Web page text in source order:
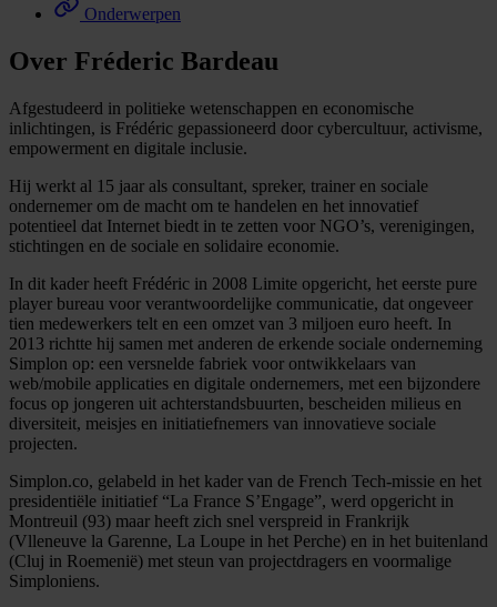
Onderwerpen
Over Fréderic Bardeau
Afgestudeerd in politieke wetenschappen en economische
inlichtingen, is Frédéric gepassioneerd door cybercultuur, activisme,
empowerment en digitale inclusie.
Hij werkt al 15 jaar als consultant, spreker, trainer en sociale
ondernemer om de macht om te handelen en het innovatief
potentieel dat Internet biedt in te zetten voor NGO’s, verenigingen,
stichtingen en de sociale en solidaire economie.
In dit kader heeft Frédéric in 2008 Limite opgericht, het eerste pure
player bureau voor verantwoordelijke communicatie, dat ongeveer
tien medewerkers telt en een omzet van 3 miljoen euro heeft. In
2013 richtte hij samen met anderen de erkende sociale onderneming
Simplon op: een versnelde fabriek voor ontwikkelaars van
web/mobile applicaties en digitale ondernemers, met een bijzondere
focus op jongeren uit achterstandsbuurten, bescheiden milieus en
diversiteit, meisjes en initiatiefnemers van innovatieve sociale
projecten.
Simplon.co, gelabeld in het kader van de French Tech-missie en het
presidentiële initiatief “La France S’Engage”, werd opgericht in
Montreuil (93) maar heeft zich snel verspreid in Frankrijk
(Vlleneuve la Garenne, La Loupe in het Perche) en in het buitenland
(Cluj in Roemenië) met steun van projectdragers en voormalige
Simploniens.